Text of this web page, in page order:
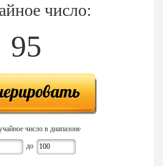
число:
95
число в диапазоне
до